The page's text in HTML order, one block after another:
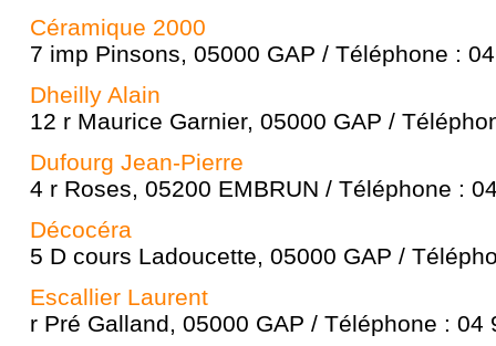
Céramique 2000
7 imp Pinsons, 05000 GAP / Téléphone :
Dheilly Alain
12 r Maurice Garnier, 05000 GAP /
Dufourg Jean-Pierre
4 r Roses, 05200 EMBRUN / Téléphone :
Décocéra
5 D cours Ladoucette, 05000 GAP /
Escallier Laurent
r Pré Galland, 05000 GAP / Téléphone : 04